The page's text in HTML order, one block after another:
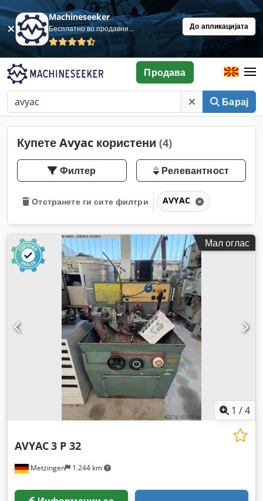
Machineseeker
Бесплатно во продавница До апликацијата
Барај
Продава
Купете Avyac користени (4)
Филтер Релевантност
Отстранете ги сите филтри AVYAC
Мал оглас
1 /4
Metzingen 1.244 km
AVYAC3 P 32